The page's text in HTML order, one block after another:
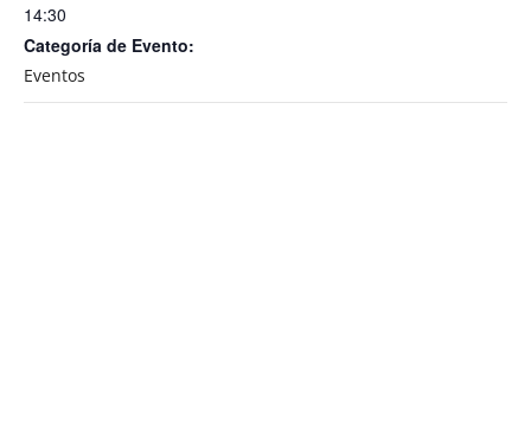
14:30
Categoría de Evento:
Eventos